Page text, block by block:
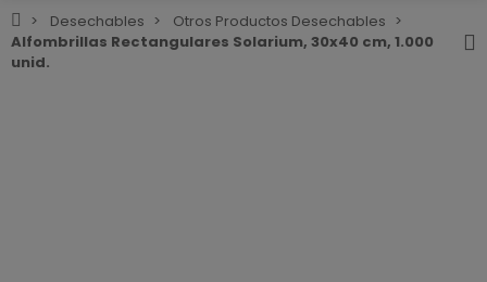
Desechables
Otros Productos Desechables
Alfombrillas Rectangulares Solarium, 30x40 cm, 1.000
unid.